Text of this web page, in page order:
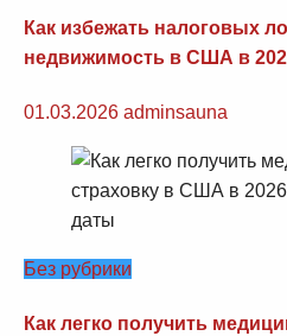
Как избежать налоговых
недвижимость в США в
01.03.2026 adminsauna
Без рубрики
Как легко получить